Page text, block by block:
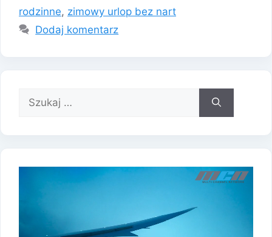
rodzinne, zimowy urlop bez nart
Dodaj komentarz